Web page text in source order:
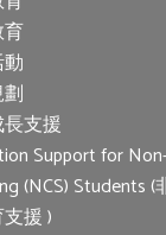
支援
Support for
(NCS) Students
援 )